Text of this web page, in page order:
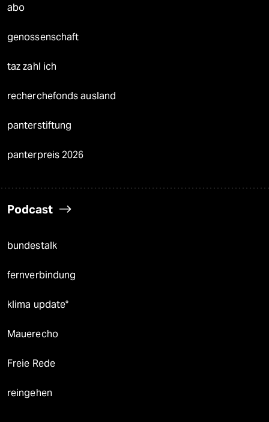
abo
genossenschaft
taz zahl ich
recherchefonds ausland
panterstiftung
panterpreis 2026
Podcast
bundestalk
fernverbindung
klima update°
Mauerecho
Freie Rede
reingehen